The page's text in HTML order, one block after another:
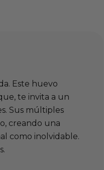
Este huevo
te invita a un
Sus múltiples
creando una
como inolvidable.